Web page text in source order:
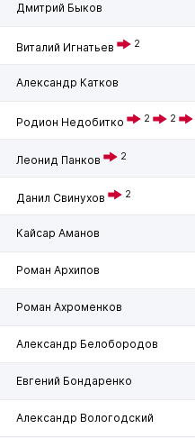
Дмитрий Быков
Виталий Игнатьев 2
Александр Катков
Родион Недобитко 2 2
Леонид Панков 2
Данил Свинухов 2
Кайсар Аманов
Роман Архипов
Роман Ахроменков
Александр Белобородов
Евгений Бондаренко
Александр Вологодский